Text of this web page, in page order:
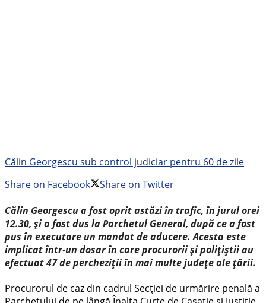
Călin Georgescu sub control judiciar pentru 60 de zile
Share on Facebook
Share on Twitter
Călin Georgescu a fost oprit astăzi în trafic, în jurul orei
12.30, și a fost dus la Parchetul General, după ce a fost
pus în executare un mandat de aducere. Acesta este
implicat într-un dosar în care procurorii și polițiștii au
efectuat 47 de percheziții în mai multe județe ale țării.
Procurorul de caz din cadrul Secției de urmărire penală a